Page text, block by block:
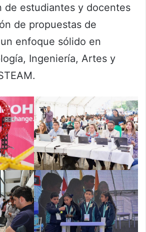
de estudiantes y docentes
de propuestas de
enfoque sólido en
Ingeniería, Artes y